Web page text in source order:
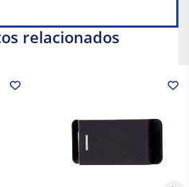
relacionados